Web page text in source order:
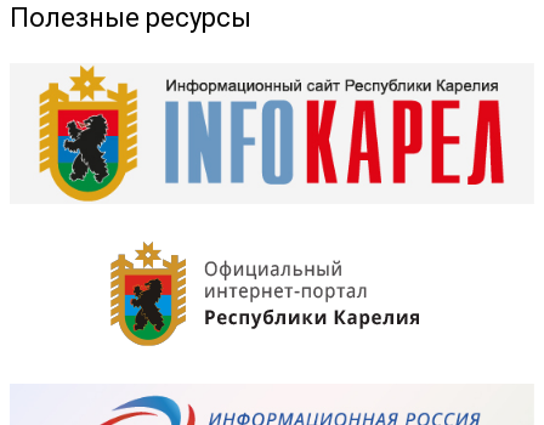
Полезные ресурсы